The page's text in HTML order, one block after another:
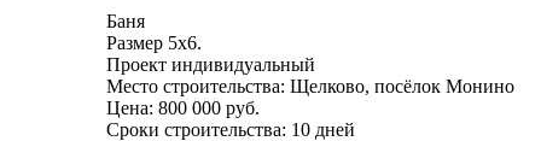
Баня
Размер 5х6.
Проект индивидуальный
Место строительства: Щелково, посёлок Монино
Цена: 800 000 руб.
Сроки строительства: 10 дней